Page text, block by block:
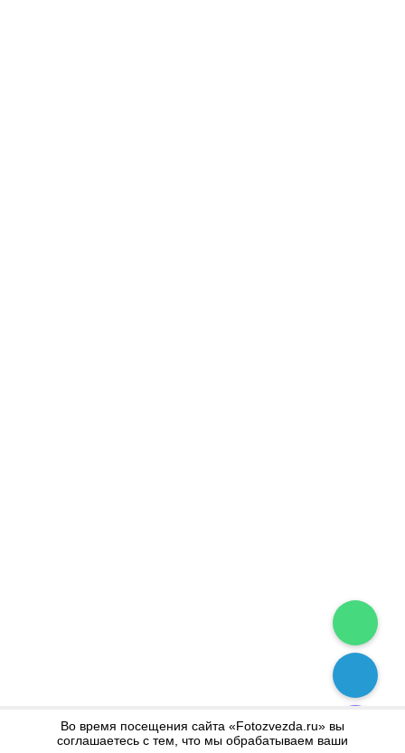
Во время посещения сайта «Fotozvezda.ru» вы
соглашаетесь с тем, что мы обрабатываем ваши